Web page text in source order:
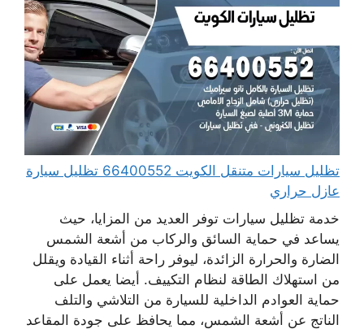
تظليل سيارات متنقل الكويت 66400552 تظليل سيارة
عازل حراري
خدمة تظليل سيارات توفر العديد من المزايا، حيث
يساعد في حماية السائق والركاب من أشعة الشمس
الضارة والحرارة الزائدة، ليوفر راحة أثناء القيادة ويقلل
من استهلاك الطاقة لنظام التكييف. أيضا يعمل على
حماية العوادم الداخلية للسيارة من التلاشي والتلف
الناتج عن أشعة الشمس، مما يحافظ على جودة المقاعد